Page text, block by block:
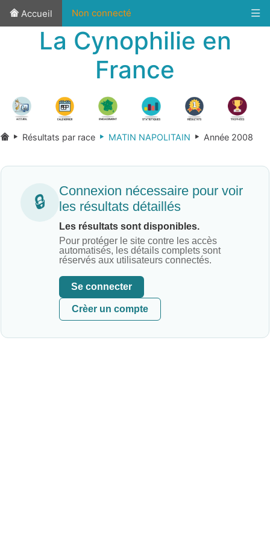
Accueil Non connecté
La Cynophilie en
France
Résultats par race MATIN NAPOLITAIN Année 2008
🔒
Connexion nécessaire pour voir
les résultats détaillés
Les résultats sont disponibles.
Pour protéger le site contre les accès
automatisés, les détails complets sont
réservés aux utilisateurs connectés.
Se connecter
Crèer un compte